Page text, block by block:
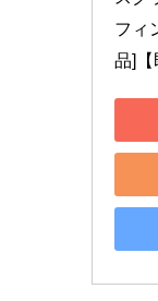
フィ
品]【